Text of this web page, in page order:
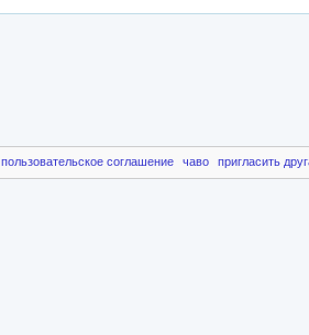
пользовательское соглашение чаво пригласить